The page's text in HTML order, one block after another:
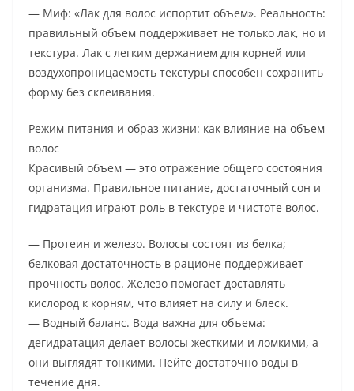
— Миф: «Лак для волос испортит объем». Реальность:
правильный объем поддерживает не только лак, но и
текстура. Лак с легким держанием для корней или
воздухопроницаемость текстуры способен сохранить
форму без склеивания.
Режим питания и образ жизни: как влияние на объем
волос
Красивый объем — это отражение общего состояния
организма. Правильное питание, достаточный сон и
гидратация играют роль в текстуре и чистоте волос.
— Протеин и железо. Волосы состоят из белка;
белковая достаточность в рационе поддерживает
прочность волос. Железо помогает доставлять
кислород к корням, что влияет на силу и блеск.
— Водный баланс. Вода важна для объема:
дегидратация делает волосы жесткими и ломкими, а
они выглядят тонкими. Пейте достаточно воды в
течение дня.